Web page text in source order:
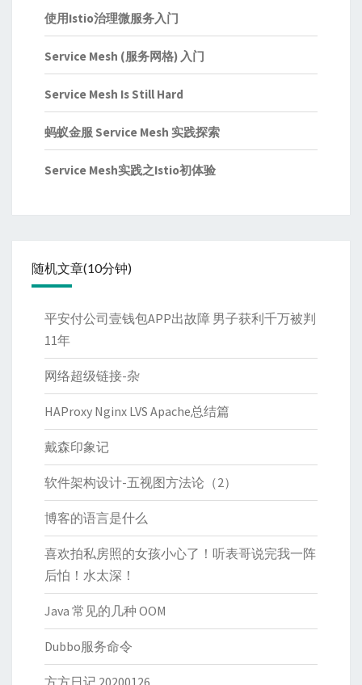
使用Istio治理微服务入门
Service Mesh (服务网格) 入门
Service Mesh Is Still Hard
蚂蚁金服 Service Mesh 实践探索
Service Mesh实践之Istio初体验
随机文章(10分钟)
平安付公司壹钱包APP出故障 男子获利千万被判
11年
网络超级链接-杂
HAProxy Nginx LVS Apache总结篇
戴森印象记
软件架构设计-五视图方法论（2）
博客的语言是什么
喜欢拍私房照的女孩小心了！听表哥说完我一阵
后怕！水太深！
Java 常见的几种 OOM
Dubbo服务命令
方方日记 20200126